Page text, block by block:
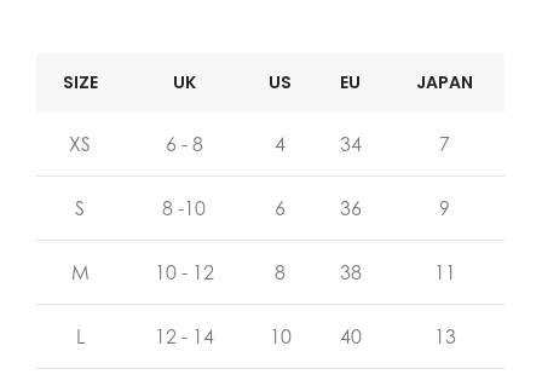
SIZE UK US EU JAPAN
XS 6 - 8 4 34 7
S 8 -10 6 36 9
M 10 - 12 8 38 11
L 12 - 14 10 40 13